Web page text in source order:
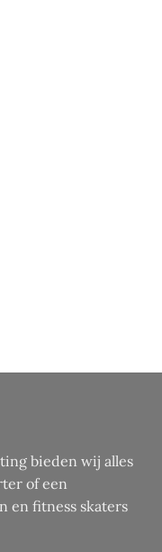
bieden wij alles
of een
en fitness skaters